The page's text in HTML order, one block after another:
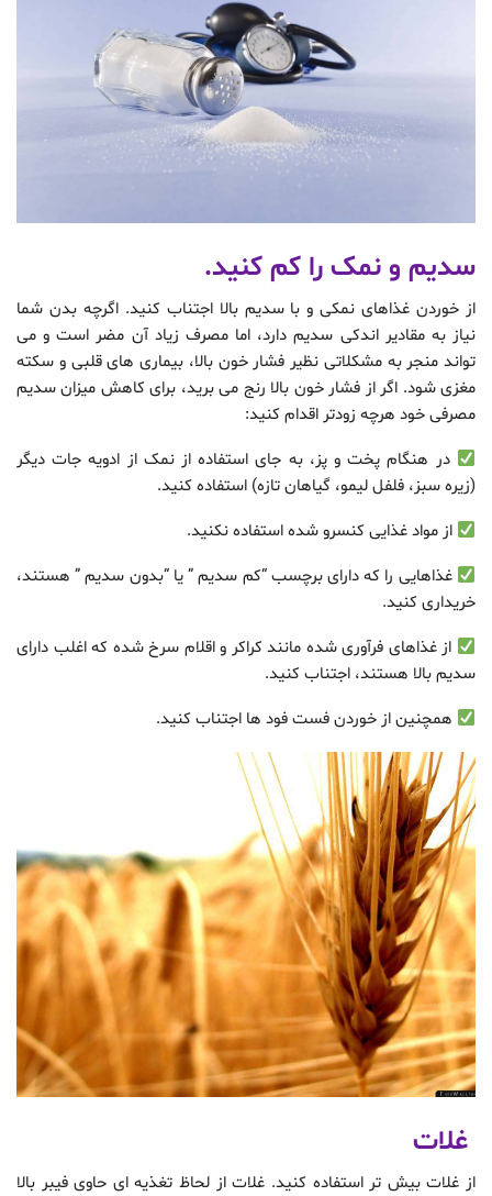
سدیم و نمک را کم کنید.
از خوردن غذاهای نمکی و با سدیم بالا اجتناب کنید. اگرچه بدن شما
نیاز به مقادیر اندکی سدیم دارد، اما مصرف زیاد آن مضر است و می
تواند منجر به مشکلاتی نظیر فشار خون بالا، بیماری های قلبی و سکته
مغزی شود. اگر از فشار خون بالا رنج می برید، برای کاهش میزان سدیم
مصرفی خود هرچه زودتر اقدام کنید:
در هنگام پخت و پز، به جای استفاده از نمک از ادویه جات دیگر
(زیره سبز، فلفل لیمو، گیاهان تازه) استفاده کنید.
از مواد غذایی کنسرو شده استفاده نکنید.
غذاهایی را که دارای برچسب “کم سدیم ” یا “بدون سدیم ” هستند،
خریداری کنید.
از غذاهای فرآوری شده مانند کراکر و اقلام سرخ شده که اغلب دارای
سدیم بالا هستند، اجتناب کنید.
همچنین از خوردن فست فود ها اجتناب کنید.
غلات
از غلات بیش تر استفاده کنید. غلات از لحاظ تغذیه ای حاوی فیبر بالا